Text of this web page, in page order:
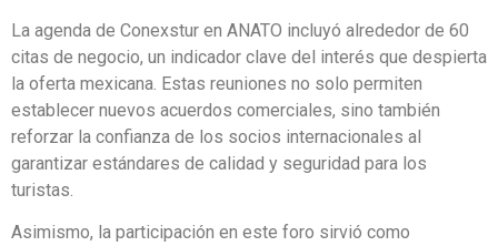
La agenda de Conexstur en ANATO incluyó alrededor de 60
citas de negocio, un indicador clave del interés que despierta
la oferta mexicana. Estas reuniones no solo permiten
establecer nuevos acuerdos comerciales, sino también
reforzar la confianza de los socios internacionales al
garantizar estándares de calidad y seguridad para los
turistas.
Asimismo, la participación en este foro sirvió como